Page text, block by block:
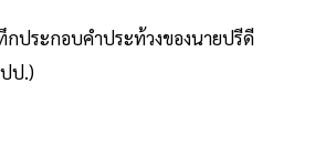
ประกอบคำประท้วงของนายปรีดี
ป.)